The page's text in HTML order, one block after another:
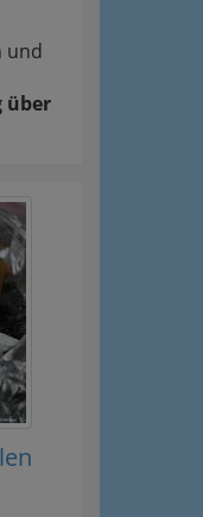
und
über